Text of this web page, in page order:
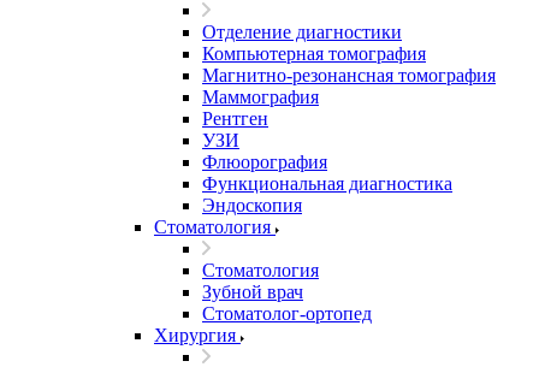
Отделение диагностики
Компьютерная томография
Магнитно-резонансная томография
Маммография
Рентген
УЗИ
Флюорография
Функциональная диагностика
Эндоскопия
Стоматология
Стоматология
Зубной врач
Стоматолог-ортопед
Хирургия